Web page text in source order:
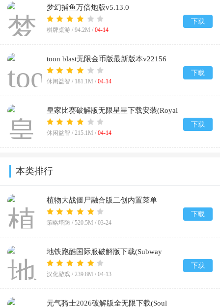
梦幻捕鱼万倍炮版v5.13.0
棋牌桌游 / 94.2M / 04-14
下载
toon blast无限金币版最新版本v22156
休闲益智 / 181.1M / 04-14
下载
皇家比赛破解版无限星星下载安装(Royal
Match)v35524
休闲益智 / 215.1M / 04-14
下载
本类排行
植物大战僵尸融合版二创内置菜单
(PlantsVsZombiesRH-Mod)v3.5
策略塔防 / 520.5M / 03-24
下载
地铁跑酷国际服破解版下载(Subway
Surf)v3.61.1
汉化游戏 / 239.8M / 04-13
下载
元气骑士2026破解版全无限下载(Soul